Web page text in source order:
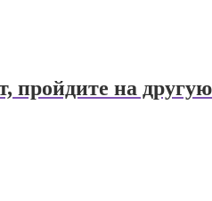
на другую